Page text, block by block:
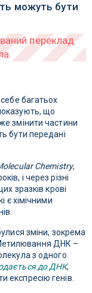
можуть бути
багатьох
що
змінити частини
бути передані
Chemistry,
і через різні
зразків крові
є хімічними
зміни, зокрема
ДНК –
з одного
до ДНК,
експресію генів.